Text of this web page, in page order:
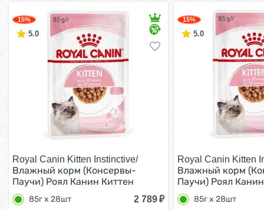
15%
5.0
Royal Canin Kitten Instinctive/
Влажный корм (Консервы-
Паучи) Роял Канин Киттен
Инстинктив для Котят в
возрасте от 4 до 12 месяцев в
85г х 28шт 2 789₽
15%
5.0
Royal Canin Kitten
Влажный корм
Паучи) Роял
Инстинктив для
возрасте от 4 до
85г х 28шт